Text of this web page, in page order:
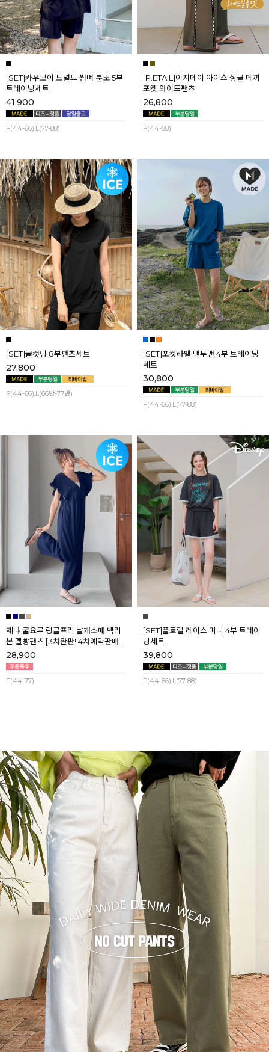
[SET]카우보이 도널드 썸머 분또 5부
트레이닝세트
41,900
F(44-66),L(77-88)
[P.ETAIL]이지데이 아이스 싱글 데끼
포켓 와이드팬츠
26,800
F(44-88)
[SET]쿨컷팅 8부팬츠세트
27,800
F(44-66),L(66반-77반)
[SET]포켓라벨 맨투맨 4부 트레이닝
세트
30,800
F(44-66),L(77-88)
제냐 쿨요루 링클프리 날개소매 백리
본 멜빵팬츠 [3차완판! 4차예약판매]
[네이비] 8월셋째주 순차배송
28,900
F(44-77)
[SET]플로럴 레이스 미니 4부 트레이
닝세트
39,800
F(44-66),L(77-88)